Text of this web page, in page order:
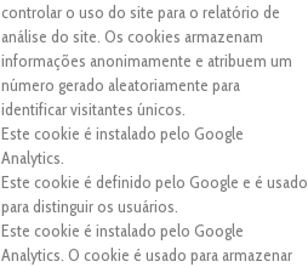
controlar o uso do site para o relatório de
análise do site. Os cookies armazenam
informações anonimamente e atribuem um
número gerado aleatoriamente para
identificar visitantes únicos.
Este cookie é instalado pelo Google
Analytics.
Este cookie é definido pelo Google e é usado
para distinguir os usuários.
Este cookie é instalado pelo Google
Analytics. O cookie é usado para armazenar